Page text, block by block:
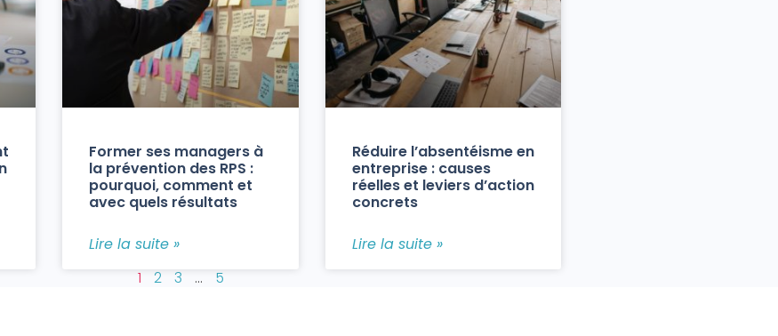
Former ses managers à
la prévention des RPS :
pourquoi, comment et
avec quels résultats
Lire la suite »
Réduire l’absentéisme en
entreprise : causes
réelles et leviers d’action
concrets
Lire la suite »
1
2 3 … 5